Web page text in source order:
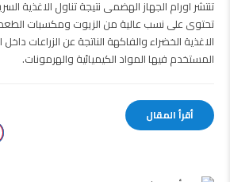
تنتشر اورام الجهاز الهضمى نتيجة تناول الاغذية
تحتوى على نسب عالية من الزيوت ومكسبات الطعم
الاغذية الخضراء والفاكهة الناتجة عن الزراعات داخل
المستخدم فيها المواد الكيميائية والهرمونات.
أقرأ المقال